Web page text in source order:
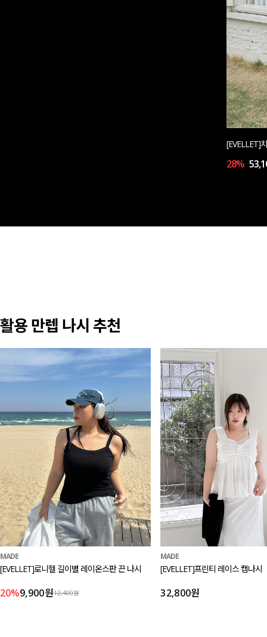
[EVELLET]
28%
활용 만렙 나시 추천
MADE
[EVELLET]로니헬 길이별 레이온스판 끈 나시
20%9,900원12,400원
MADE
[EVELLET]프린티 레이스 캡나시
32,800원